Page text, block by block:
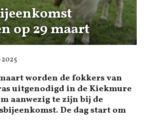
op 29 maart
worden de fokkers van
uitgenodigd in de Kiekmure
aanwezig te zijn bij de
De dag start om